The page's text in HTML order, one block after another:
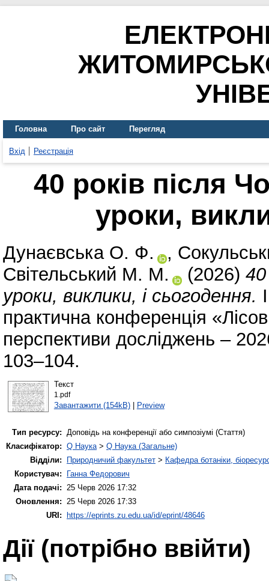
Головна Про сайт Перегляд
Вхід Реєстрація
40 років після
уроки,
Дунаєвська О. Ф. ,
Світельський М. М.
(2026) 40
уроки, виклики, і сьогодення.
практична конференція
перспективи досліджень –
103–104.
Текст
1.pdf
Завантажити (154kB)| Preview
Тип ресурсу: Доповідь на конференції або симпозіумі (Стаття)
Класифікатор: Q Наука> Q Наука (Загальне)
Відділи:
Природничий факультет > Кафедра ботаніки,
Користувач:
Ганна Федорович
Дата подачі: 25 Черв 2026 17:32
Оновлення: 25 Черв 2026 17:33
URI:
https://eprints.zu.edu.ua/id/eprint/48646
Дії ​​(потрібно ввійти)